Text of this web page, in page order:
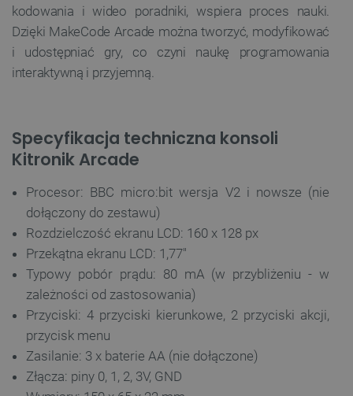
kodowania i wideo poradniki, wspiera proces nauki.
Dzięki MakeCode Arcade można tworzyć, modyfikować
i udostępniać gry, co czyni naukę programowania
interaktywną i przyjemną.
Specyfikacja techniczna konsoli
Kitronik Arcade
Procesor: BBC micro:bit wersja V2 i nowsze (nie
dołączony do zestawu)
Rozdzielczość ekranu LCD: 160 x 128 px
Przekątna ekranu LCD: 1,77''
Typowy pobór prądu: 80 mA (w przybliżeniu - w
zależności od zastosowania)
Przyciski: 4 przyciski kierunkowe, 2 przyciski akcji,
przycisk menu
Zasilanie: 3 x baterie AA (nie dołączone)
Złącza: piny 0, 1, 2, 3V, GND
VISITOR_PRIVACY_METADATA
__cf_bm
Cloudflare Inc.
Polityce prywatności Google